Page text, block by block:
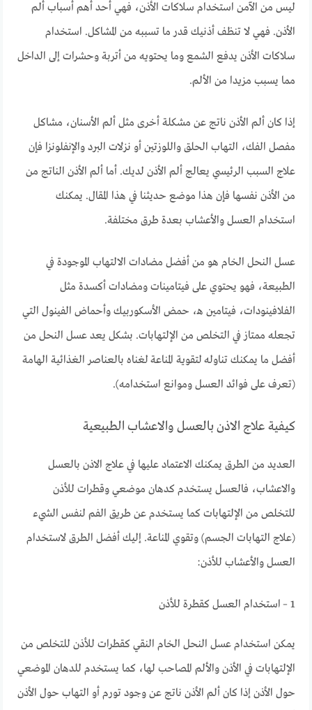
ليس من الآمن استخدام سلاكات الأذن، فهي أحد أهم أسباب ألم
الأذن. فهي لا تنظف أذنيك قدر ما تسببه من المشاكل. استخدام
سلاكات الأذن يدفع الشمع وما يحتويه من أتربة وحشرات إلى الداخل
مما يسبب مزيدا من الألم.
إذا كان ألم الأذن ناتج عن مشكلة أخرى مثل ألم الأسنان، مشاكل
مفصل الفك، التهاب الحلق واللوزتين أو نزلات البرد والإنفلونزا فإن
علاج السبب الرئيسي يعالج ألم الأذن لديك. أما ألم الأذن الناتج من
من الأذن نفسها فإن هذا موضع حديثنا في هذا المقال. يمكنك
استخدام العسل والأعشاب بعدة طرق مختلفة.
عسل النحل الخام هو من أفضل مضادات الالتهاب الموجودة في
الطبيعة، فهو يحتوي على فيتامينات ومضادات أكسدة مثل
الفلافينودات، فيتامين هـ، حمض الأسكوربيك وأحماض الفينول التي
تجعله ممتاز في التخلص من الإلتهابات. بشكل يعد عسل النحل من
أفضل ما يمكنك تناوله لتقوية المناعة لغناه بالعناصر الغذائية الهامة
(تعرف على فوائد العسل وموانع استخدامه).
كيفية علاج الاذن بالعسل والاعشاب الطبيعية
العديد من الطرق يمكنك الاعتماد عليها في علاج الاذن بالعسل
والاعشاب، فالعسل يستخدم كدهان موضعي وقطرات للأذن
للتخلص من الإلتهابات كما يستخدم عن طريق الفم لنفس الشيء
(علاج التهابات الجسم) وتقوي المناعة. إليك أفضل الطرق لاستخدام
العسل والأعشاب للأذن:
1 – استخدام العسل كقطرة للأذن
يمكن استخدام عسل النحل الخام النقي كقطرات للأذن للتخلص من
الإلتهابات في الأذن والألم المصاحب لها، كما يستخدم للدهان الموضعي
حول الأذن إذا كان ألم الأذن ناتج عن وجود تورم أو التهاب حول الأذن